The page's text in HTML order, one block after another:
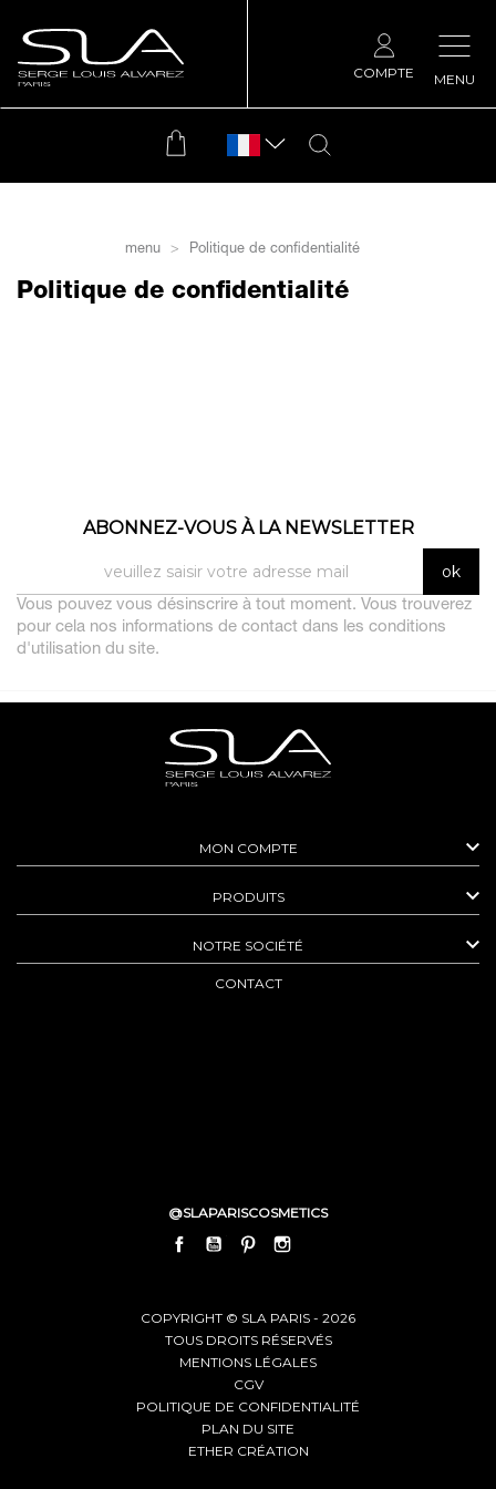
MENU
COMPTE
menu Politique de confidentialité
Politique de confidentialité
ABONNEZ-VOUS À LA NEWSLETTER
Vous pouvez vous désinscrire à tout moment. Vous trouverez
pour cela nos informations de contact dans les conditions
d'utilisation du site.
MON COMPTE 
PRODUITS 
NOTRE SOCIÉTÉ 
CONTACT
@SLAPARISCOSMETICS
FACEBOOKYOUTUBEPINTEREST
COPYRIGHT © SLA PARIS - 2026
TOUS DROITS RÉSERVÉS
MENTIONS LÉGALES
CGV
POLITIQUE DE CONFIDENTIALITÉ
PLAN DU SITE
ETHER CRÉATION